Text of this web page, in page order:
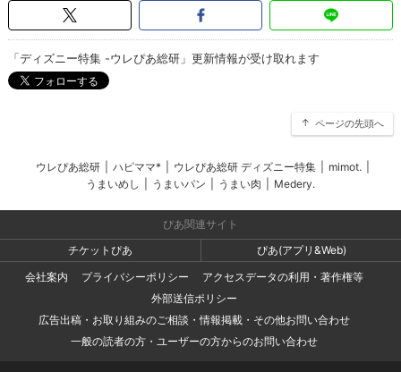
「ディズニー特集 -ウレぴあ総研」更新情報が受け取れます
ページの先頭へ
ウレぴあ総研 ハピママ* ウレぴあ総研 ディズニー特集 mimot.
うまいめし
うまいパン うまい肉 Medery.
ぴあ関連サイト
チケットぴあ
ぴあ(アプリ&Web)
会社案内
プライバシーポリシー
アクセスデータの利用・著作権等
外部送信ポリシー
広告出稿・お取り組みのご相談・情報掲載・その他お問い合わせ
一般の読者の方・ユーザーの方からのお問い合わせ